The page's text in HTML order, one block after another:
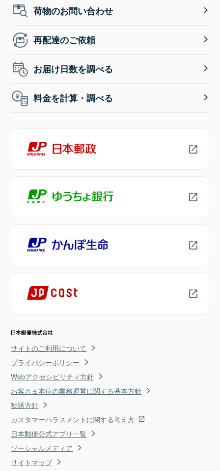
荷物のお問い合わせ
再配達のご依頼
お届け日数を調べる
料金を計算・調べる
サイトのご利用について
プライバシーポリシー
Webアクセシビリティ方針
お客さま本位の業務運営に関する基本方針
勧誘方針
カスタマーハラスメントに関する考え方
日本郵便公式アプリ一覧
ソーシャルメディア
サイトマップ